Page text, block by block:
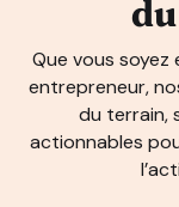
Que vous soyez
entrepreneur,
du terrain,
actionnables